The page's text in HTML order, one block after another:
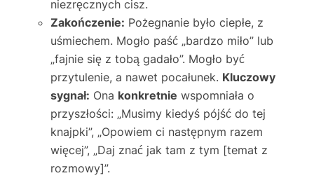
niezręcznych cisz.
Zakończenie: Pożegnanie było ciepłe, z
uśmiechem. Mogło paść „bardzo miło” lub
„fajnie się z tobą gadało”. Mogło być
przytulenie, a nawet pocałunek. Kluczowy
sygnał: Ona konkretnie wspomniała o
przyszłości: „Musimy kiedyś pójść do tej
knajpki”, „Opowiem ci następnym razem
więcej”, „Daj znać jak tam z tym [temat z
rozmowy]”.